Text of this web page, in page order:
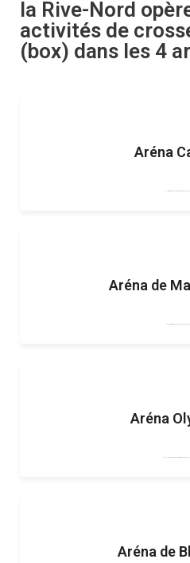
la Rive-Nord
activités de
(box) dans les 4
Aréna
Aréna de
Aréna
Aréna de